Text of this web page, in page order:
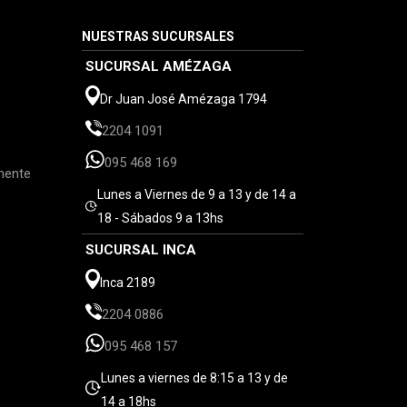
NUESTRAS SUCURSALES
SUCURSAL AMÉZAGA
Dr Juan José Amézaga 1794
2204 1091
095 468 169
Lunes a Viernes de 9 a 13 y de 14 a
18 - Sábados 9 a 13hs
SUCURSAL INCA
Inca 2189
2204 0886
095 468 157
Lunes a viernes de 8:15 a 13 y de
14 a 18hs